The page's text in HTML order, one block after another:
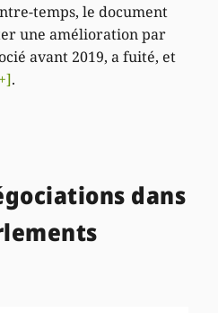
temps, le document
une amélioration par
avant 2019, a fuité, et
.
dans